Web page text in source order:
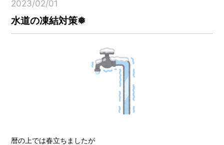
2023/02/01
水道の凍結対策❅
暦の上では春立ちましたが